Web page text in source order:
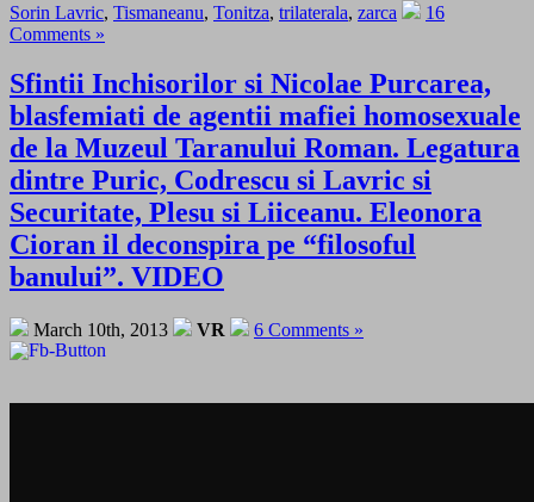
Sorin Lavric, Tismaneanu, Tonitza, trilaterala, zarca
16
Comments »
Sfintii Inchisorilor si Nicolae Purcarea,
blasfemiati de agentii mafiei homosexuale
de la Muzeul Taranului Roman. Legatura
dintre Puric, Codrescu si Lavric si
Securitate, Plesu si Liiceanu. Eleonora
Cioran il deconspira pe “filosoful
banului”. VIDEO
March 10th, 2013 VR 6 Comments »